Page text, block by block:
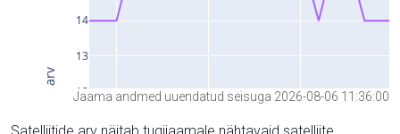
Jaama andmed uuendatud seisuga 2026-08-06 11:36:00